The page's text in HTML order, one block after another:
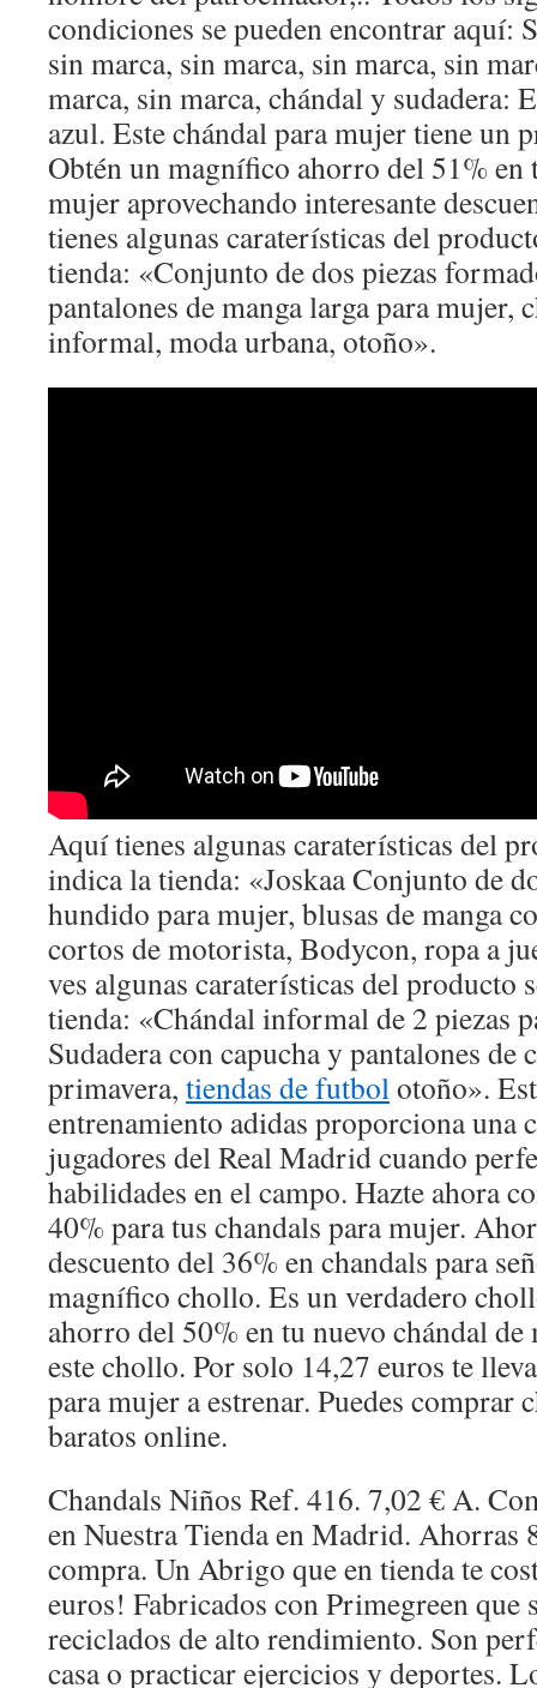
condiciones se pueden encontrar aquí:
sin marca, sin marca, sin marca, sin
marca, sin marca, chándal y sudadera:
azul. Este chándal para mujer tiene un
Obtén un magnífico ahorro del 51% en
mujer aprovechando interesante
tienes algunas caraterísticas del
tienda: «Conjunto de dos piezas
pantalones de manga larga para mujer,
informal, moda urbana, otoño».
Aquí tienes algunas caraterísticas del
indica la tienda: «Joskaa Conjunto de
hundido para mujer, blusas de manga
cortos de motorista, Bodycon, ropa a
ves algunas caraterísticas del producto
tienda: «Chándal informal de 2 piezas
Sudadera con capucha y pantalones de
primavera, tiendas de futbolotoño».
entrenamiento adidas proporciona una
jugadores del Real Madrid cuando
habilidades en el campo. Hazte ahora
40% para tus chandals para mujer.
descuento del 36% en chandals para
magnífico chollo. Es un verdadero
ahorro del 50% en tu nuevo chándal
este chollo. Por solo 14,27 euros te
para mujer a estrenar. Puedes comprar
baratos online.
Chandals Niños Ref. 416. 7,02 € A.
en Nuestra Tienda en Madrid. Ahorras
compra. Un Abrigo que en tienda te
euros! Fabricados con Primegreen que
reciclados de alto rendimiento. Son
casa o practicar ejercicios y deportes.